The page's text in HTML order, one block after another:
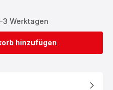
Werktagen
hinzufügen